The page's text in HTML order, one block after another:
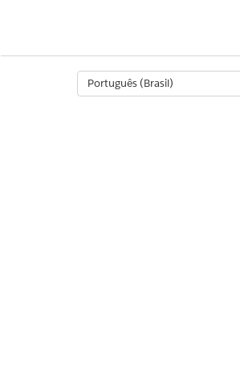
Diga-nos
Português (Brasil)